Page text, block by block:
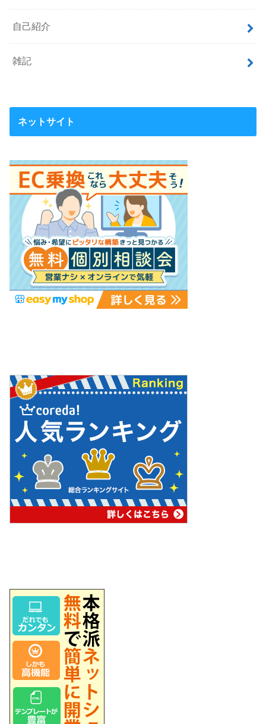
自己紹介
雑記
ネットサイト